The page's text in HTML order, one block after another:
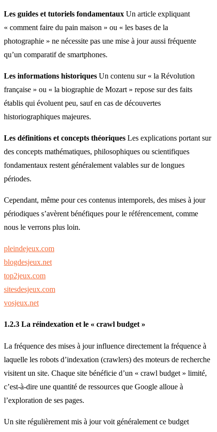
Les guides et tutoriels fondamentaux Un article expliquant
« comment faire du pain maison » ou « les bases de la
photographie » ne nécessite pas une mise à jour aussi fréquente
qu’un comparatif de smartphones.
Les informations historiques Un contenu sur « la Révolution
française » ou « la biographie de Mozart » repose sur des faits
établis qui évoluent peu, sauf en cas de découvertes
historiographiques majeures.
Les définitions et concepts théoriques Les explications portant sur
des concepts mathématiques, philosophiques ou scientifiques
fondamentaux restent généralement valables sur de longues
périodes.
Cependant, même pour ces contenus intemporels, des mises à jour
périodiques s’avèrent bénéfiques pour le référencement, comme
nous le verrons plus loin.
pleindejeux.com
blogdesjeux.net
top2jeux.com
sitesdesjeux.com
vosjeux.net
1.2.3 La réindexation et le « crawl budget »
La fréquence des mises à jour influence directement la fréquence à
laquelle les robots d’indexation (crawlers) des moteurs de recherche
visitent un site. Chaque site bénéficie d’un « crawl budget » limité,
c’est-à-dire une quantité de ressources que Google alloue à
l’exploration de ses pages.
Un site régulièrement mis à jour voit généralement ce budget